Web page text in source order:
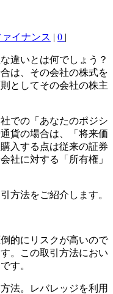
ァイナンス | 0 |
違いとは何でしょう？
は、その会社の株式を
としてその会社の株主
での「あなたのポジシ
貨の場合は、「将来価
入する点は従来の証券
社に対する「所有権」
方法をご紹介します。
的にリスクが高いので
。この取引方法におい
す。
法。レバレッジを利用